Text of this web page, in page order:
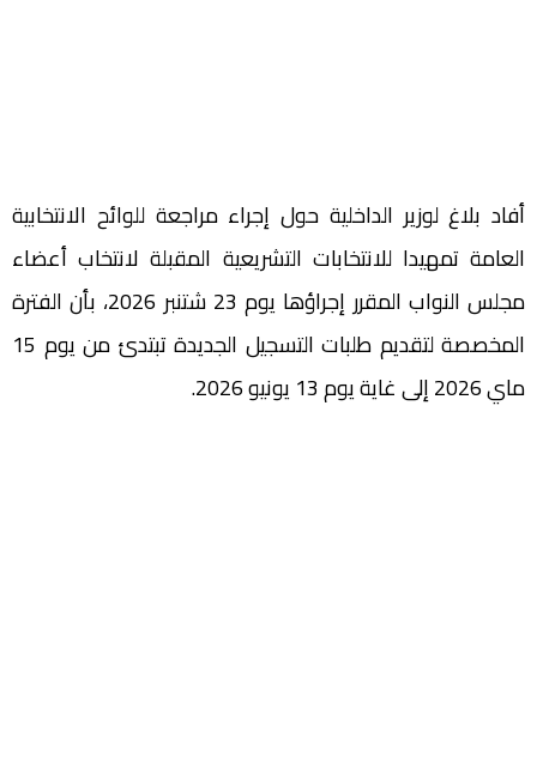
أفاد بلاغ لوزير الداخلية حول إجراء مراجعة للوائح الانتخابية
العامة تمهيدا للانتخابات التشريعية المقبلة لانتخاب أعضاء
مجلس النواب المقرر إجراؤها يوم 23 شتنبر 2026، بأن الفترة
المخصصة لتقديم طلبات التسجيل الجديدة تبتدئ من يوم 15
ماي 2026 إلى غاية يوم 13 يونيو 2026.